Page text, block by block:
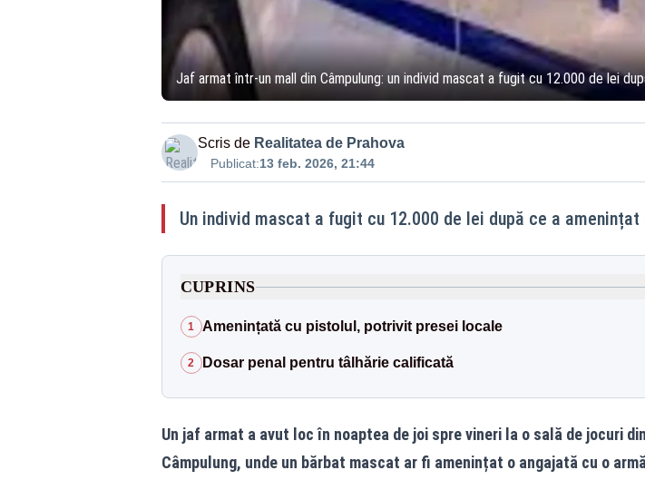
Jaf armat într-un mall din Câmpulung: un individ mascat a fugit cu 12.000 de lei
Scris de Realitatea de Prahova
Publicat:13 feb. 2026, 21:44
Un individ mascat a fugit cu 12.000 de lei după ce a amenințat
CUPRINS
1 Amenințată cu pistolul, potrivit presei locale
2 Dosar penal pentru tâlhărie calificată
Un jaf armat a avut loc în noaptea de joi spre vineri la o sală de jocuri
Câmpulung, unde un bărbat mascat ar fi amenințat o angajată cu o